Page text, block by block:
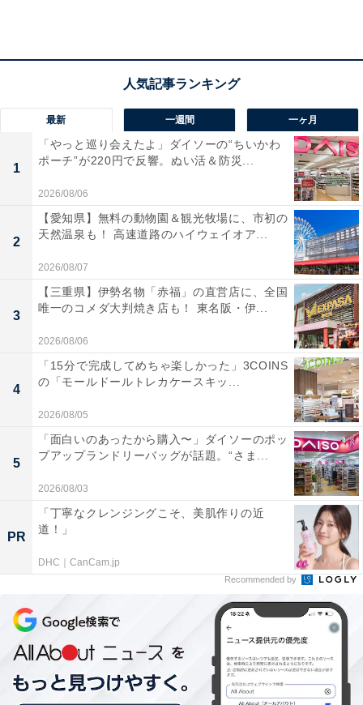
カップの底面にもこだわりが詰まっています
カラーバリエーションは、コーヒーにちなんだ絶妙な色
味と質感を表現した「ラテホワイト」と「コーヒーブラ
ック」の2色。重ねて収納できるため、場所をとらない
のはもちろん、食器棚からまとめて取り出せるのも、普
段使いにぴったりなポイントです。
最新 一週間 一ヶ月
1
「やっと巡り会えたよ」ダイソーの“ちいかわ
ポーチ”が220円で反響。ぬい活＆防災...
2026/08/06
2
【愛知県】無料の動物園＆観光牧場に、市初の
天然温泉も！ 高速道路のハイウェイオア...
2026/08/07
3
【三重県】伊勢名物「赤福」の直営店に、全国
唯一のコメダ大判焼き店も！ 東名阪・伊...
2026/08/06
4
「15分で完成してめちゃ楽しかった」3COINS
の「モールドールトレカケースキッ...
2026/08/05
5
「面白いのあったから購入〜」ダイソーのポッ
プアップランドリーバッグが話題。“さま...
2026/08/03
PR
「丁寧なクレンジングこそ、美肌作りの近
道！」
DHC｜CanCam.jp
Recommended by